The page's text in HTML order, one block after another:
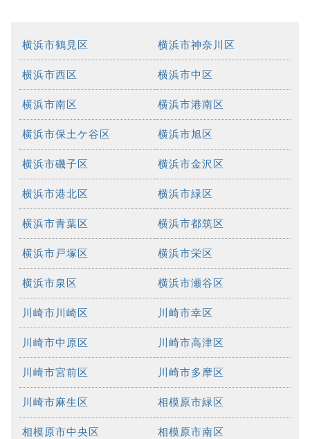
横浜市鶴見区 横浜市神奈川区
横浜市西区 横浜市中区
横浜市南区 横浜市港南区
横浜市保土ケ谷区 横浜市旭区
横浜市磯子区 横浜市金沢区
横浜市港北区 横浜市緑区
横浜市青葉区 横浜市都筑区
横浜市戸塚区 横浜市栄区
横浜市泉区 横浜市瀬谷区
川崎市川崎区 川崎市幸区
川崎市中原区 川崎市高津区
川崎市宮前区 川崎市多摩区
川崎市麻生区 相模原市緑区
相模原市中央区 相模原市南区